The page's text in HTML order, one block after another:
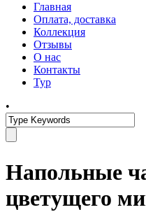
Главная
Оплата, доставка
Коллекция
Отзывы
О нас
Контакты
Тур
•
Напольные
цветущего